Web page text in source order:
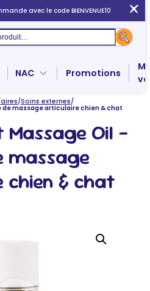
avec le code BIENVENUE10
NAC Promotions
/Soins externes/
massage articulaire chien & chat
Oil –
massage
& chat